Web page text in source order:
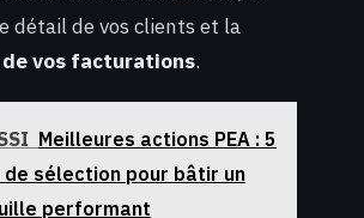
détail de vos clients et la
vos facturations.
Meilleures actions PEA : 5
sélection pour bâtir un
performant